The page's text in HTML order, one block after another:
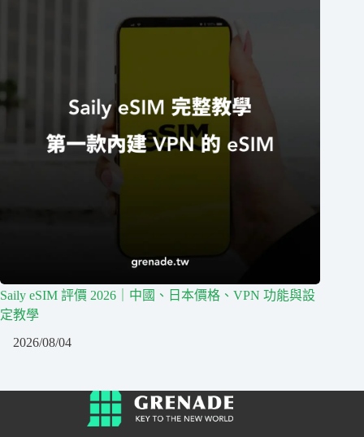
Saily eSIM 評價 2026｜中國、日本價格、VPN 功能與設
定教學
2026/08/04